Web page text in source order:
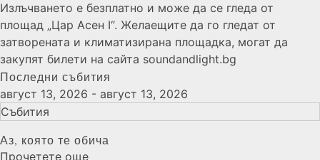
Излъчването е безплатно и може да се гледа от
площад „Цар Асен I“. Желаещите да го гледат от
затворената и климатизирана площадка, могат да
закупят билети на сайта soundandlight.bg
Последни събития
август 13, 2026 - август 13, 2026
Събития
Аз, която те обича
Прочетете още